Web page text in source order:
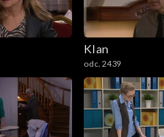
Klan
odc. 2439